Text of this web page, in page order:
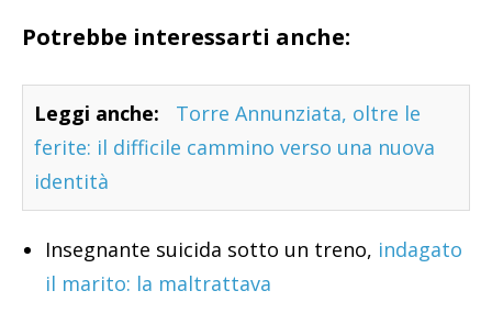
Potrebbe interessarti anche:
Leggi anche:
Torre Annunziata, oltre le
ferite: il difficile cammino verso una nuova
identità
Insegnante suicida sotto un treno, indagato
il marito: la maltrattava